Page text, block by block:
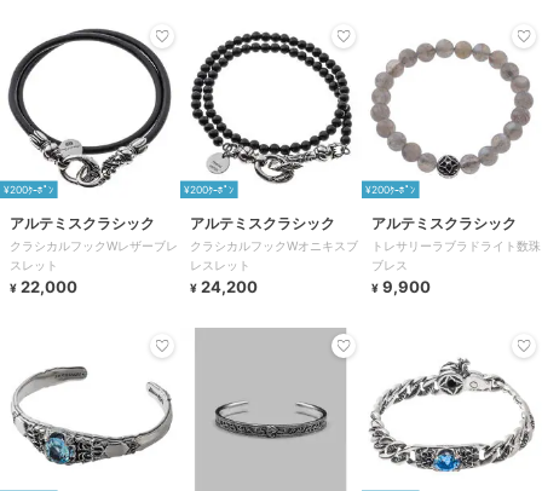
¥200ｸｰﾎﾟﾝ
アルテミスクラシック
クラシカルフックWレザーブレ
スレット
¥ 22,000
¥200ｸｰﾎﾟﾝ
アルテミスクラシック
クラシカルフックWオニキスブ
レスレット
¥ 24,200
¥200ｸｰﾎﾟﾝ
アルテミスクラシック
トレサリーラブラドライト数珠
ブレス
¥ 9,900